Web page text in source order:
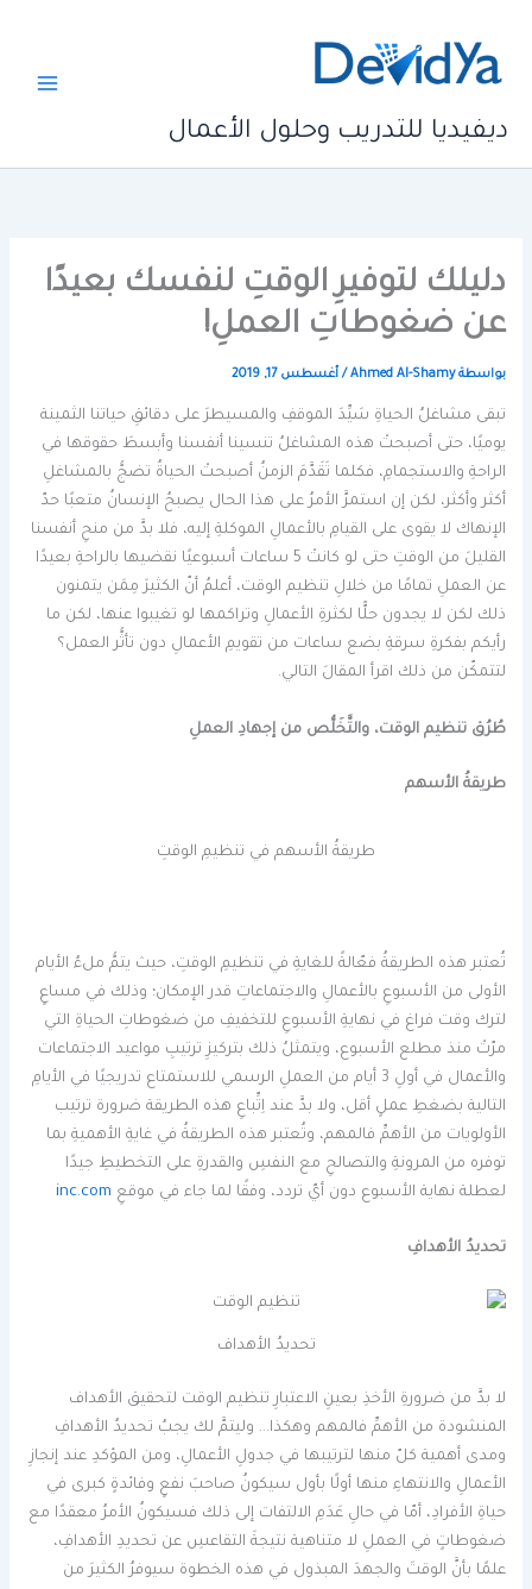
المحتوى
ديفيديا للتدريب وحلول الأعمال
دليلك لتوفيرِ الوقتِ لنفسك بعيدًا
عن ضغوطاتِ العملِ!
بواسطة Ahmed Al-Shamy
/أغسطس 17, 2019
تبقى مشاغلُ الحياةِ سَيِّدَ الموقفِ والمسيطرَ على دقائقِ حياتنا الثمينة
يوميًا، حتى أصبحتْ هذه المشاغلُ تنسينا أنفسنا وأبسطَ حقوقها في
الراحةِ والاستجمامِ، فكلما تَقَدَّمَ الزمنُ أصبحتْ الحياةُ تضجُّ بالمشاغلِ
أكثر وأكثر، لكن إن استمرَّ الأمرُ على هذا الحال يصبحُ الإنسانُ متعبًا حدّ
الإنهاك لا يقوى على القيامِ بالأعمالِ الموكلةِ إليه، فلا بدَّ من منحِ أنفسنا
القليلَ من الوقتِ حتى لو كانتْ 5 ساعات أسبوعيًا نقضيها بالراحةِ بعيدًا
عن العملِ تمامًا من خلالِ تنظيم الوقت، أعلمُ أنّ الكثيرَ مِمَن يتمنون
ذلك لكن لا يجدون حلًّا لكثرةِ الأعمالِ وتراكمها لو تغيبوا عنها، لكن ما
رأيكم بفكرةِ سرقةِ بضع ساعات من تقويمِ الأعمالِ دون تأثُّر العمل؟
لتتمكّن من ذلك اقرأ المقالَ التالي.
طُرُق تنظيم الوقت، والتَّخَلُّص من إجهادِ العملِ
طريقةُ الأسهم
طريقةُ الأسهم في تنظيمِ الوقتِ
تُعتبر هذه الطريقةُ فعّالةً للغايةِ في تنظيمِ الوقتِ، حيث يتمُّ ملءُ الأيام
الأولى من الأسبوعِ بالأعمالِ والاجتماعاتِ قدر الإمكان؛ وذلك في مساعٍ
لترك وقت فراغ في نهايةِ الأسبوعِ للتخفيفِ من ضغوطاتِ الحياةِ التي
مرّتْ منذ مطلع الأسبوع، ويتمثلُ ذلك بتركيزِ ترتيبِ مواعيد الاجتماعات
والأعمال في أولِ 3 أيام من العملِ الرسمي للاستمتاع تدريجيًا في الأيامِ
التالية بضغطِ عملٍ أقل، ولا بدَّ عند اِتِّباعِ هذه الطريقة ضرورة ترتيب
الأولويات من الأهمِّ فالمهم، وتُعتبر هذه الطريقةُ في غايةِ الأهميةِ بما
توفره من المرونةِ والتصالحِ مع النفسِ والقدرةِ على التخطيطِ جيدًا
لعطلة نهاية الأسبوع دون أيّ تردد، وفقًا لما جاء في موقعِ inc.com
تحديدُ الأهدافِ
تحديدُ الأهداف
لا بدَّ من ضرورةِ الأخذِ بعينِ الاعتبارِ تنظيم الوقت لتحقيق الأهداف
المنشودة من الأهمِّ فالمهم وهكذا… وليتمَّ لك يجبُ تحديدُ الأهدافِ
ومدى أهمية كلّ منها لترتيبها في جدولِ الأعمالِ، ومن المؤكدِ عند إنجازِ
الأعمالِ والانتهاءِ منها أولًا بأول سيكونُ صاحبَ نفعٍ وفائدةٍ كبرى في
حياةِ الأفرادِ، أمّا في حالِ عَدَمِ الالتفات إلى ذلك فسيكونُ الأمرُ معقدًا مع
ضغوطاتٍ في العملِ لا متناهية نتيجةَ التقاعسِ عن تحديدِ الأهدافِ،
علمًا بأنَّ الوقتَ والجهدَ المبذول في هذه الخطوة سيوفرُ الكثيرَ من